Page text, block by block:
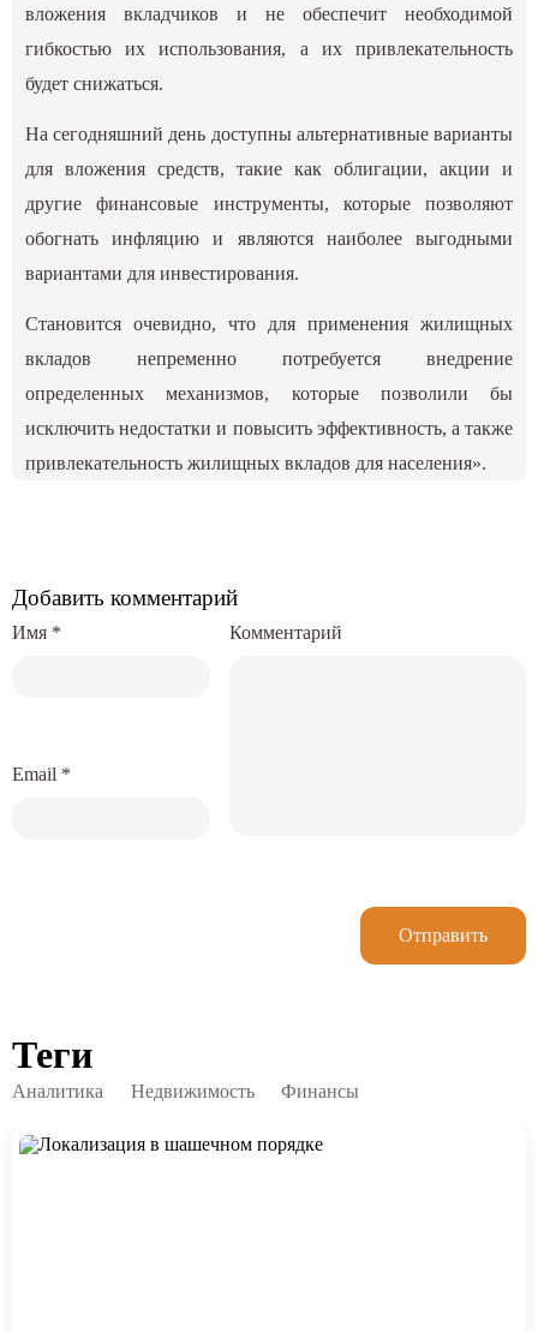
вложения вкладчиков и не обеспечит необходимой
гибкостью их использования, а их привлекательность
будет снижаться.
На сегодняшний день доступны альтернативные варианты
для вложения средств, такие как облигации, акции и
другие финансовые инструменты, которые позволяют
обогнать инфляцию и являются наиболее выгодными
вариантами для инвестирования.
Становится очевидно, что для применения жилищных
вкладов непременно потребуется внедрение
определенных механизмов, которые позволили бы
исключить недостатки и повысить эффективность, а также
привлекательность жилищных вкладов для населения».
Добавить комментарий
Комментарий
Имя *
Email *
Отправить
Теги
Аналитика Недвижимость Финансы